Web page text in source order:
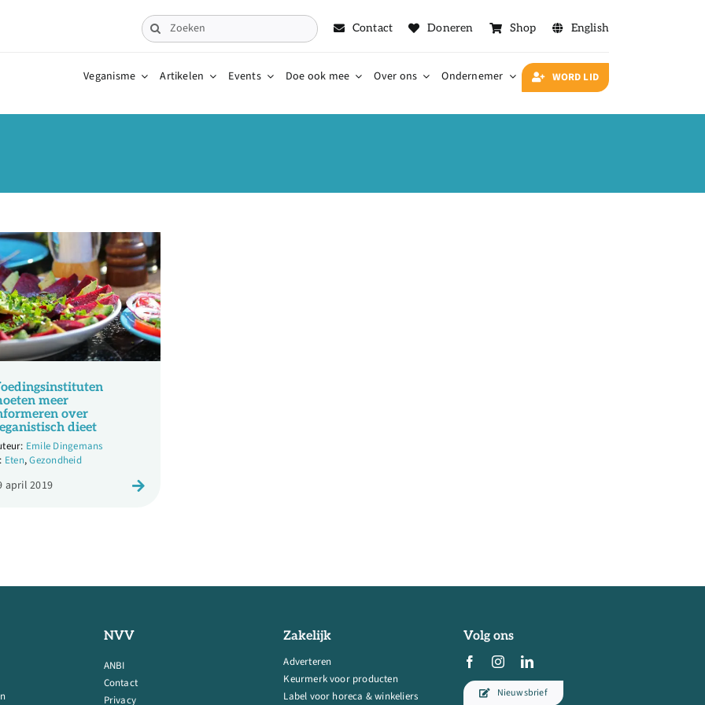
Zoeken
naar:
Contact Doneren Shop English
Veganisme Artikelen Events Doe ook mee Over ons Ondernemer WORD LID
meer
over
dieet
Emile Dingemans
Eten,Gezondheid
april 2019
NVV
ANBI
Contact
Privacy
Zakelijk
Adverteren
Keurmerk voor producten
Label voor horeca & winkeliers
Volg ons
Nieuwsbrief